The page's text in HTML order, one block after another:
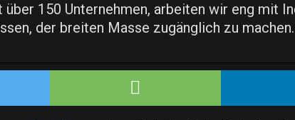
150 Unternehmen, arbeiten wir eng mit
der breiten Masse zugänglich zu